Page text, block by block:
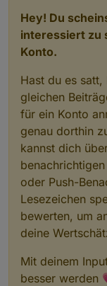
Hey! Du
interessiert zu
Konto.
Hast du es
gleichen
für ein Konto
genau dorthin
kannst dich
oder Push-
Lesezeichen
bewerten, um
deine
Mit deinem
besser werden